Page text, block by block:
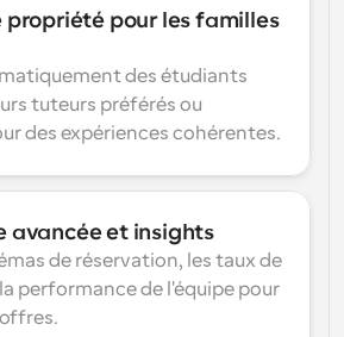
propriété pour les familles
des étudiants
tuteurs préférés ou
des expériences cohérentes.
avancée et insights
de réservation, les taux de
performance de l'équipe pour